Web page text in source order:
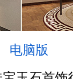
电脑版